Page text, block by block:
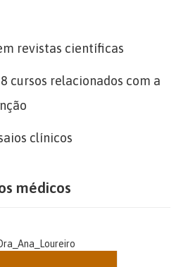
revistas científicas
cursos relacionados com a
clínicos
médicos